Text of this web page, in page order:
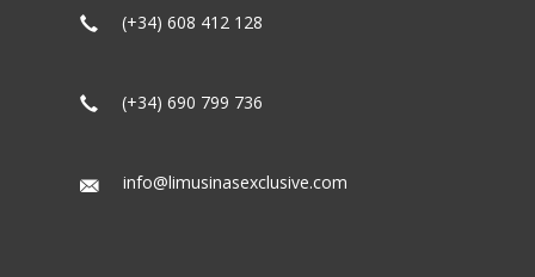
(+34) 608 412 128
(+34) 690 799 736
info@limusinasexclusive.com